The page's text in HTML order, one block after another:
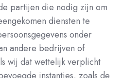
partijen die nodig zijn om
diensten te
onder
andere bedrijven of
wij dat wettelijk verplicht
instanties, zoals de